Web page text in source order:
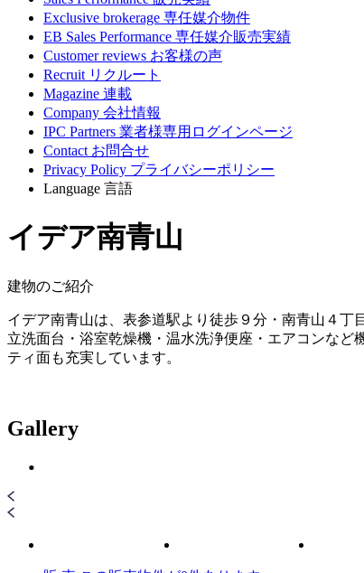
Exclusive brokerage 専任媒介物件
EB Sales Performance 専任媒介販売実績
Customer reviews お客様の声
Recruit リクルート
Magazine 連載
Company 会社情報
IPC Partners 業者様専用ログインページ
Contact お問合せ
Privacy Policy プライバシーポリシー
Language 言語
イデア南青山
建物のご紹介
イデア南青山は、表参道駅より徒歩９分・南青山４
立洗面台・浴室乾燥機・温水洗浄便座・エアコンな
ティ面も充実しています。
Gallery